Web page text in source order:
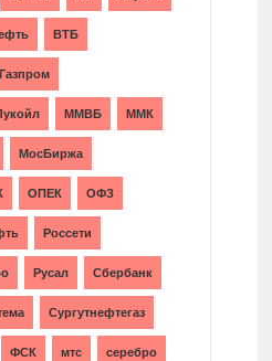
ВТБ
Газпром
ММВБ ММК
МосБиржа
ОПЕК ОФЗ
Россети
Русал Сбербанк
Сургутнефтегаз
ФСК мтс серебро